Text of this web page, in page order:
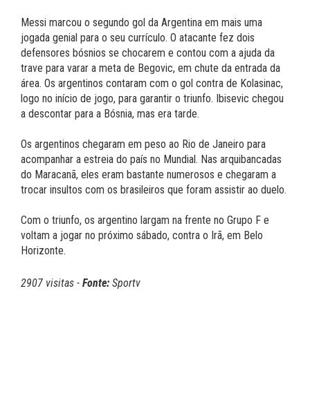
Messi marcou o segundo gol da Argentina em mais uma
jogada genial para o seu currículo. O atacante fez dois
defensores bósnios se chocarem e contou com a ajuda da
trave para varar a meta de Begovic, em chute da entrada da
área. Os argentinos contaram com o gol contra de Kolasinac,
logo no início de jogo, para garantir o triunfo. Ibisevic chegou
a descontar para a Bósnia, mas era tarde.
Os argentinos chegaram em peso ao Rio de Janeiro para
acompanhar a estreia do país no Mundial. Nas arquibancadas
do Maracanã, eles eram bastante numerosos e chegaram a
trocar insultos com os brasileiros que foram assistir ao duelo.
Com o triunfo, os argentino largam na frente no Grupo F e
voltam a jogar no próximo sábado, contra o Irã, em Belo
Horizonte.
2907 visitas - Fonte: Sportv